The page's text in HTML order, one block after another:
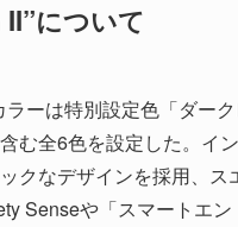
について
ーは特別設定色「ダー
む全6色を設定した。イ
クなデザインを採用、
Senseや「スマートエ